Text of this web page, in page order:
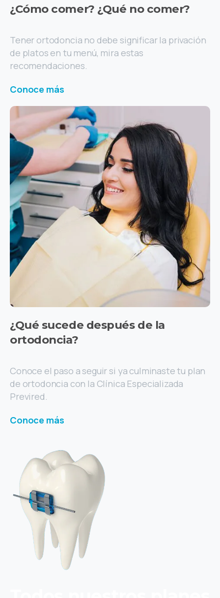
¿Cómo comer? ¿Qué no comer?
Tener ortodoncia no debe significar la privación
de platos en tu menú, mira estas
recomendaciones.
Conoce más
¿Qué sucede después de la
ortodoncia?
Conoce el paso a seguir si ya culminaste tu plan
de ortodoncia con la Clínica Especializada
Previred.
Conoce más